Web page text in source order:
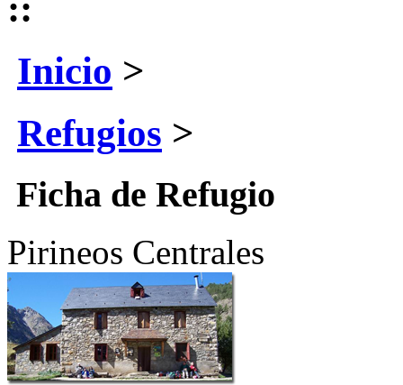
Inicio >
Refugios >
Ficha de Refugio
Pirineos Centrales